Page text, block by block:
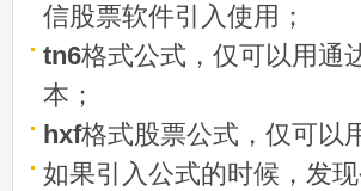
信股票软件引入使用；
tn6格式公式，仅可以用通
本；
hxf格式股票公式，仅可以
如果引入公式的时候，发